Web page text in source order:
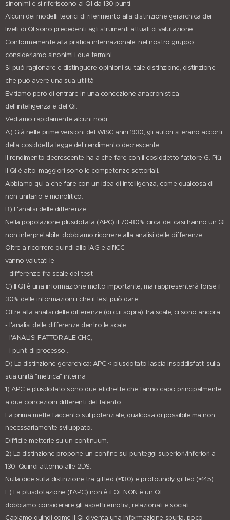
sinonimi e si riferiscono al QI da 130 punti.
Alcuni dei modelli teorici di riferimento alla distinzione gerarchica dei
livelli di QI sono precedenti agli strumenti attuali di valutazione.
Conformemente alla pratica internazionale, nel nostro gruppo
consideriamo sinonimi i due termini.
Si può ragionare e distinguere opinioni su tale distinzione, distinzione
che può avere una sua utilità.
Evitiamo però di entrare in una concezione anacronistica
dell'intelligenza e del QI.
Vediamo rapidamente alcuni nodi.
A) Già nelle prime versioni del WISC anni 1930, gli autori si erano accorti
della cosiddetta legge del rendimento decrescente.
Il rendimento decrescente ha a che fare con il cosiddetto fattore G. Più
il QI è alto, maggiori sono le competenze settoriali.
Abbiamo qui a che fare con un idea di intelligenza, come qualcosa di
non unitario e monolitico.
B) L'analisi delle differenze.
Nella popolazione plusdotata (APC) il 70-80% circa dei casi hanno un QI
non interpretabile: dobbiamo ricorrere alla analisi delle differenze.
Oltre a ricorrere quindi allo IAG e all'ICC
vanno valutati le
- differenze fra scale del test.
C) Il QI è una informazione molto importante, ma rappresenterà forse il
30% delle informazioni i che il test può dare.
Oltre alla analisi delle differenze (di cui sopra) tra scale, ci sono ancora:
- l'analisi delle differenze dentro le scale,
- l'ANALISI FATTORIALE CHC,
- i punti di processo ...
D) La distinzione gerarchica: APC < plusdotato lascia insoddisfatti sulla
sua unità "metrica" interna.
1) APC e plusdotato sono due etichette che fanno capo principalmente
a due concezioni differenti del talento.
La prima mette l'accento sul potenziale, qualcosa di possibile ma non
necessariamente sviluppato.
Difficile metterle su un continuum.
2) La distinzione propone un confine sui punteggi superiori/inferiori a
130. Quindi attorno alle 2DS.
Nulla dice sulla distinzione tra gifted (≥130) e profoundly gifted (≥145).
E) La plusdotazione (l'APC) non è il QI. NON è un QI.
dobbiamo considerare gli aspetti emotivi, relazionali e sociali.
Capiamo quindi come il QI diventa una informazione spuria, poco